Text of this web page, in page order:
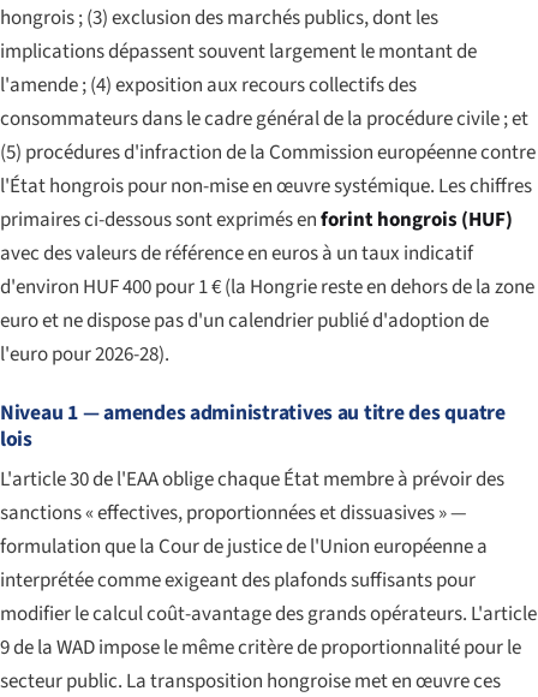
hongrois ; (3) exclusion des marchés publics, dont les
implications dépassent souvent largement le montant de
l'amende ; (4) exposition aux recours collectifs des
consommateurs dans le cadre général de la procédure civile ; et
(5) procédures d'infraction de la Commission européenne contre
l'État hongrois pour non-mise en œuvre systémique. Les chiffres
primaires ci-dessous sont exprimés enforint hongrois (HUF)
avec des valeurs de référence en euros à un taux indicatif
d'environ HUF 400 pour 1 € (la Hongrie reste en dehors de la zone
euro et ne dispose pas d'un calendrier publié d'adoption de
l'euro pour 2026-28).
Niveau 1 — amendes administratives au titre des quatre
lois
L'article 30 de l'EAA oblige chaque État membre à prévoir des
sanctions « effectives, proportionnées et dissuasives » —
formulation que la Cour de justice de l'Union européenne a
interprétée comme exigeant des plafonds suffisants pour
modifier le calcul coût-avantage des grands opérateurs. L'article
9 de la WAD impose le même critère de proportionnalité pour le
secteur public. La transposition hongroise met en œuvre ces